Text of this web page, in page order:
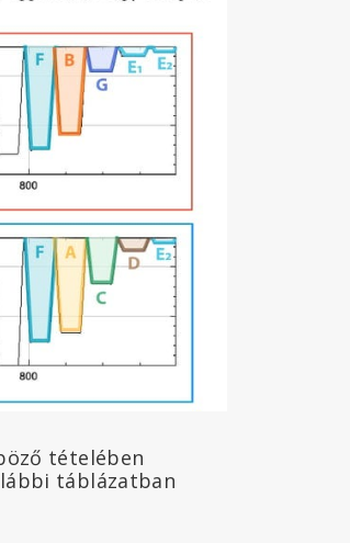
tételében
táblázatban